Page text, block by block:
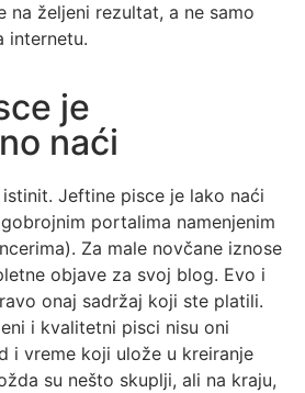
željeni rezultat, a ne samo
internetu.
je
naći
Jeftine pisce je lako naći
portalima namenjenim
Za male novčane iznose
objave za svoj blog. Evo i
onaj sadržaj koji ste platili.
i kvalitetni pisci nisu oni
i vreme koji ulože u kreiranje
su nešto skuplji, ali na kraju,